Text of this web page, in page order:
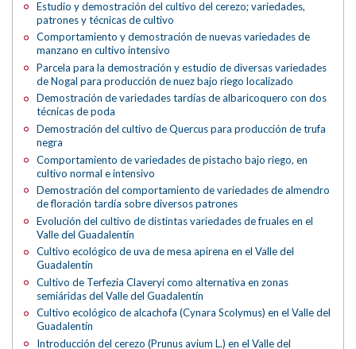
Estudio y demostración del cultivo del cerezo; variedades,
patrones y técnicas de cultivo
Comportamiento y demostración de nuevas variedades de
manzano en cultivo intensivo
Parcela para la demostración y estudio de diversas variedades
de Nogal para producción de nuez bajo riego localizado
Demostración de variedades tardías de albaricoquero con dos
técnicas de poda
Demostración del cultivo de Quercus para producción de trufa
negra
Comportamiento de variedades de pistacho bajo riego, en
cultivo normal e intensivo
Demostración del comportamiento de variedades de almendro
de floración tardía sobre diversos patrones
Evolución del cultivo de distintas variedades de fruales en el
Valle del Guadalentín
Cultivo ecológico de uva de mesa apirena en el Valle del
Guadalentín
Cultivo de Terfezia Claveryi como alternativa en zonas
semiáridas del Valle del Guadalentín
Cultivo ecológico de alcachofa (Cynara Scolymus) en el Valle del
Guadalentín
Introducción del cerezo (Prunus avium L.) en el Valle del